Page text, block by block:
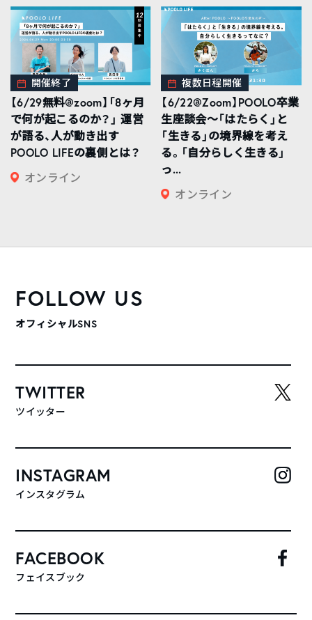
開催終了
【6/29無料@zoom】「8ヶ月
で何が起こるのか？」 運営
が語る、人が動き出す
POOLO LIFEの裏側とは？
オンライン
複数日程開催
【6/22@Zoom】POOLO卒業
生座談会〜「はたらく」と
「生きる」の境界線を考え
る。「自分らしく生きる」
っ...
オンライン
FOLLOW US
オフィシャルSNS
TWITTER
ツイッター
INSTAGRAM
インスタグラム
FACEBOOK
フェイスブック